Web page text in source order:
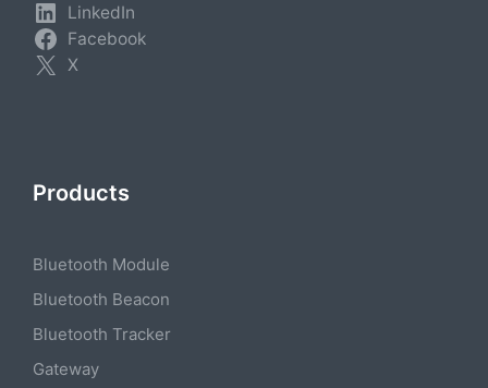
LinkedIn
Facebook
X
Products
Bluetooth Module
Bluetooth Beacon
Bluetooth Tracker
Gateway